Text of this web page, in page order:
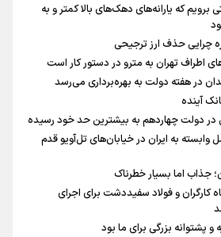
که یارانه‌های دهک‌های بالا کمتر و به
چرایی حذف ارز ترجیحی
اطراف تهران به مترو در دستور کار است
در هفته دولت به بهره‌برداری می‌رسد
آینده
دولت چهاردهم به بیشترین حد خود رسیده
عوامل وابسته به ایران در خیابان‌های تل‌آویو قدم
جذاب اما بسیار خطرناک
کارگران و فولاد سفیددشت برای اجرای
پشتوانه بزرگی برای ما بود